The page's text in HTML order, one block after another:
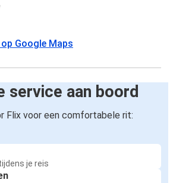
Google Maps
service aan boord
Flix voor een comfortabele rit:
je reis